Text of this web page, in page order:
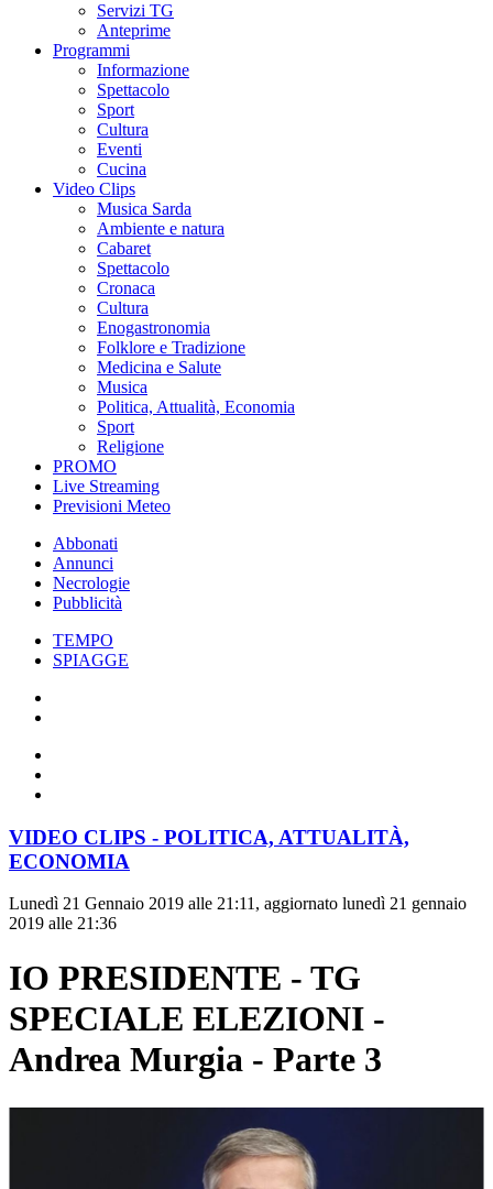
Servizi TG
Anteprime
Programmi
Informazione
Spettacolo
Sport
Cultura
Eventi
Cucina
Video Clips
Musica Sarda
Ambiente e natura
Cabaret
Spettacolo
Cronaca
Cultura
Enogastronomia
Folklore e Tradizione
Medicina e Salute
Musica
Politica, Attualità, Economia
Sport
Religione
PROMO
Live Streaming
Previsioni Meteo
Abbonati
Annunci
Necrologie
Pubblicità
TEMPO
SPIAGGE
VIDEO CLIPS - POLITICA, ATTUALITÀ,
ECONOMIA
Lunedì 21 Gennaio 2019 alle 21:11, aggiornato lunedì 21 gennaio
2019 alle 21:36
IO PRESIDENTE - TG
SPECIALE ELEZIONI -
Andrea Murgia - Parte 3